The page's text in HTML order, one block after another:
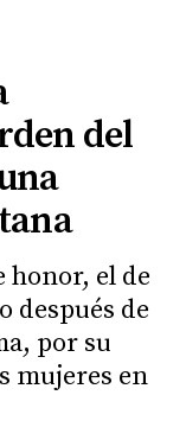
del
honor, el de
después de
por su
mujeres en